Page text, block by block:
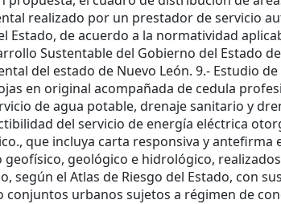
realizado por un prestador de servicio
de acuerdo a la normatividad
Sustentable del Gobierno del Estado
del estado de Nuevo León. 9.- Estudio
en original acompañada de cedula
de agua potable, drenaje sanitario y
del servicio de energía eléctrica
que incluya carta responsiva y antefirma
geológico e hidrológico,
el Atlas de Riesgo del Estado, con
urbanos sujetos a régimen de